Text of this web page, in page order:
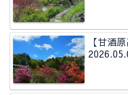
【甘酒